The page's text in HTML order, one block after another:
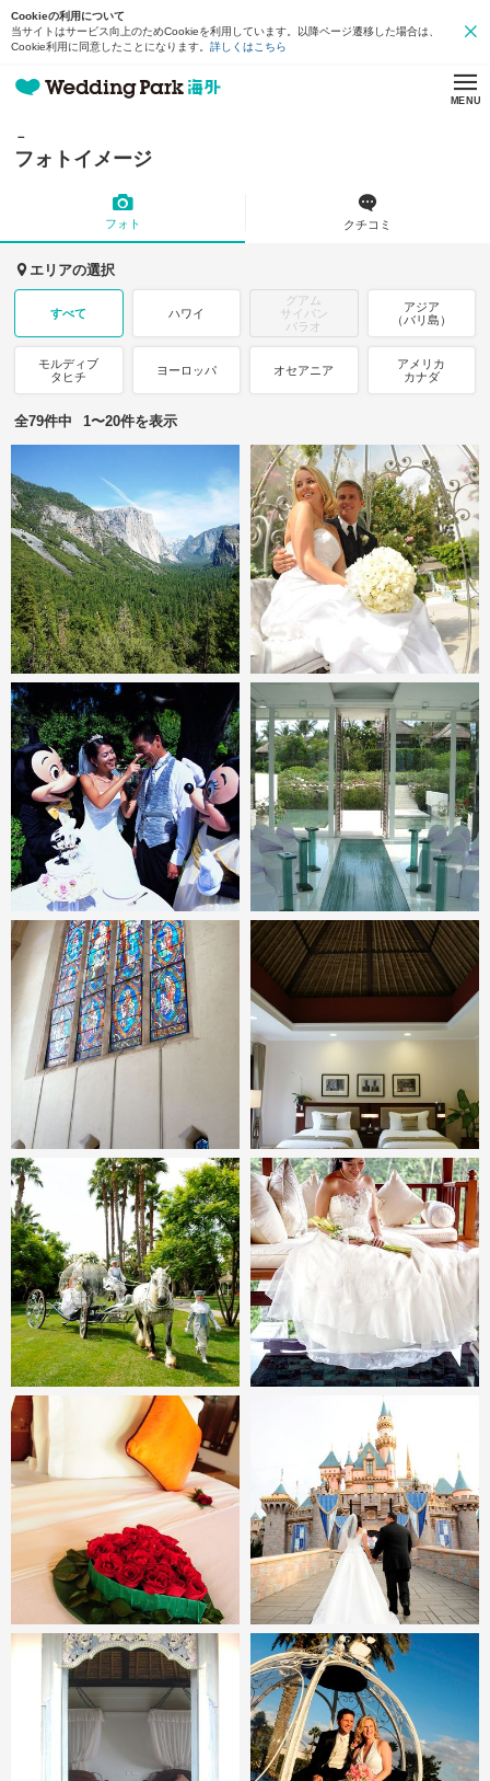
Cookieの利用について
当サイトはサービス向上のためCookieを利用しています。以降ページ遷移した場合は、
Cookie利用に同意したことになります。 詳しくはこちら
MENU
－
フォトイメージ
フォト クチコミ
エリアの選択
すべて ハワイ
グアム
サイパン
パラオ
アジア
（バリ島）
モルディブ
タヒチ
ヨーロッパ オセアニア
アメリカ
カナダ
全79件中 1〜20件を表示